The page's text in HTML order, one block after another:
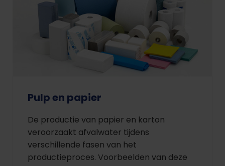
Pulp en papier
De productie van papier en karton
veroorzaakt afvalwater tijdens
verschillende fasen van het
productieproces. Voorbeelden van deze